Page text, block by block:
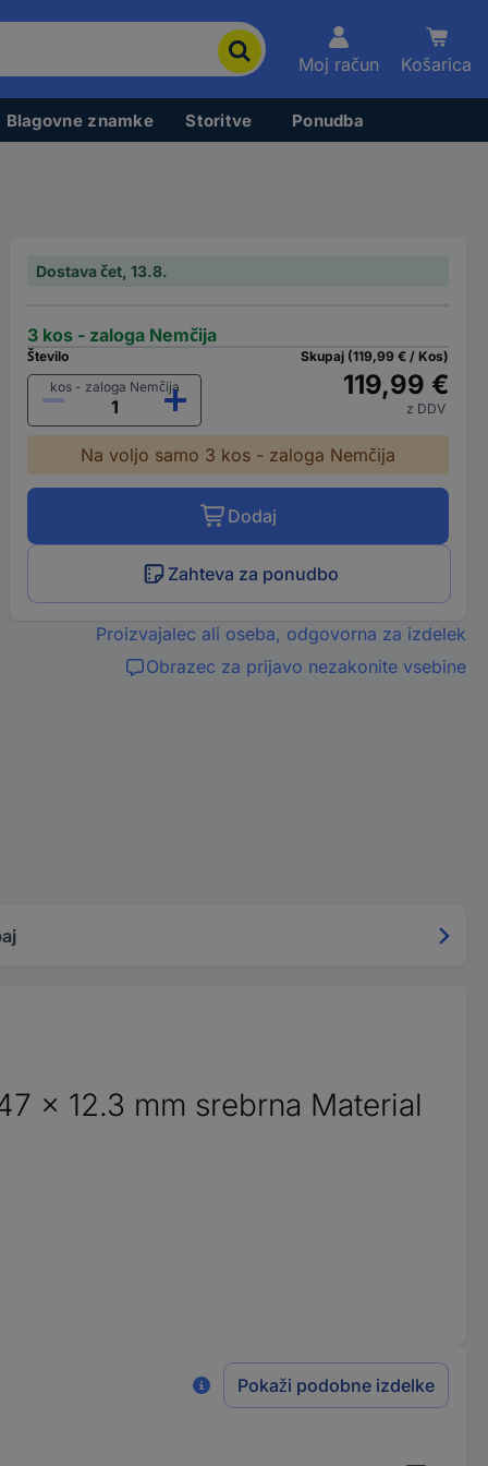
Moj račun Košarica
Blagovne znamke Storitve Ponudba
Dostava čet, 13.8.
3 kos - zaloga Nemčija
Število
kos - zaloga Nemčija
Skupaj (119,99 € / Kos)
119,99 €
z DDV
Na voljo samo 3 kos - zaloga Nemčija
Dodaj
Zahteva za ponudbo
Proizvajalec ali oseba, odgovorna za izdelek
Obrazec za prijavo nezakonite vsebine
x 12.3 mm srebrna Material
Pokaži podobne izdelke